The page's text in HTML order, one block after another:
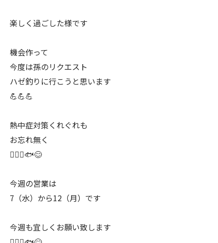
楽しく過ごした様です
機会作って
今度は孫のリクエスト
ハゼ釣りに行こうと思います
💪💪💪
熱中症対策くれぐれも
お忘れ無く
🙇🏻‍♂️🐟😊
今週の営業は
7（水）から12（月）です
今週も宜しくお願い致します